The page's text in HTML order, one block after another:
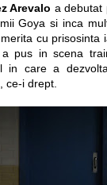
Arevalo a debutat
Goya si inca
cu prisosinta
pus in scena
care a
ce-i drept.